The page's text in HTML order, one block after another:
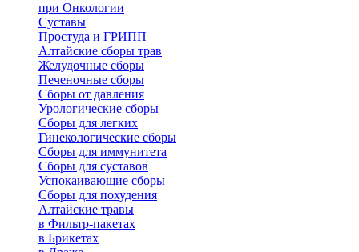
при Онкологии
Суставы
Простуда и ГРИПП
Алтайские сборы трав
Желудочные сборы
Печеночные сборы
Сборы от давления
Урологические сборы
Сборы для легких
Гинекологические сборы
Сборы для иммунитета
Сборы для суставов
Успокаивающие сборы
Сборы для похудения
Алтайские травы
в Фильтр-пакетах
в Брикетах